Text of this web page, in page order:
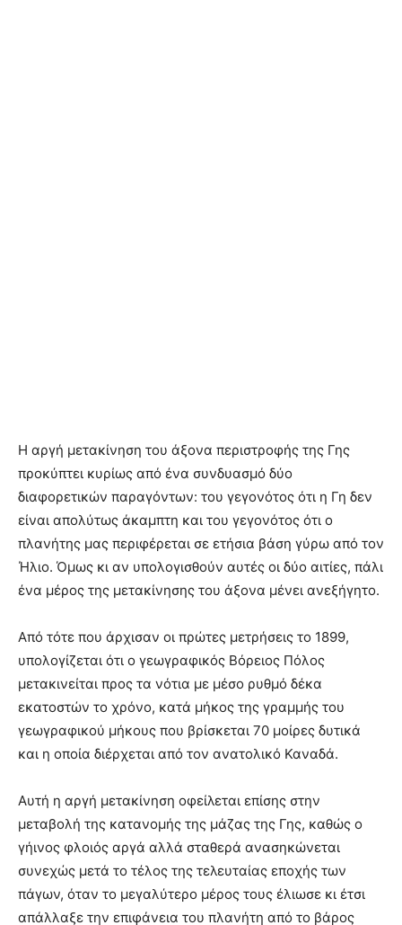
Η αργή μετακίνηση του άξονα περιστροφής της Γης
προκύπτει κυρίως από ένα συνδυασμό δύο
διαφορετικών παραγόντων: του γεγονότος ότι η Γη δεν
είναι απολύτως άκαμπτη και του γεγονότος ότι ο
πλανήτης μας περιφέρεται σε ετήσια βάση γύρω από τον
Ήλιο. Όμως κι αν υπολογισθούν αυτές οι δύο αιτίες, πάλι
ένα μέρος της μετακίνησης του άξονα μένει ανεξήγητο.
Από τότε που άρχισαν οι πρώτες μετρήσεις το 1899,
υπολογίζεται ότι ο γεωγραφικός Βόρειος Πόλος
μετακινείται προς τα νότια με μέσο ρυθμό δέκα
εκατοστών το χρόνο, κατά μήκος της γραμμής του
γεωγραφικού μήκους που βρίσκεται 70 μοίρες δυτικά
και η οποία διέρχεται από τον ανατολικό Καναδά.
Αυτή η αργή μετακίνηση οφείλεται επίσης στην
μεταβολή της κατανομής της μάζας της Γης, καθώς ο
γήινος φλοιός αργά αλλά σταθερά ανασηκώνεται
συνεχώς μετά το τέλος της τελευταίας εποχής των
πάγων, όταν το μεγαλύτερο μέρος τους έλιωσε κι έτσι
απάλλαξε την επιφάνεια του πλανήτη από το βάρος